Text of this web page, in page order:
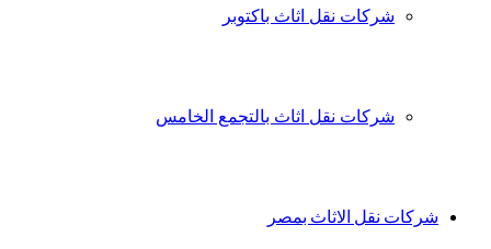
شركات نقل اثاث باكتوبر
شركات نقل اثاث بالتجمع الخامس
شركات نقل الاثاث بمصر